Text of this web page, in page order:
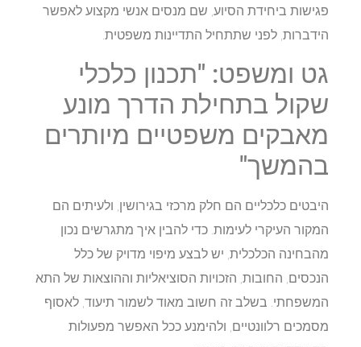
פגישות ביחידת הסיוע, שם מנסים אנשי מקצוע לאפשר
הידברות, לפני שתתחיל התדיינות משפטית.
גט ומשפט: "תכנון כלכלי
שקול בתחילת הדרך מונע
מאבקים משפטיים מיותרים
בהמשך"
היבטים כלכליים הם חלק מרכזי בגירושין, ולעיתים הם
המקור העיקרי לעימות. כדי להבין איך מתגרשים נכון
מהבחינה הכלכלית, יש לבצע מיפוי מדויק של כלל
הנכסים, החובות, הזכויות הסוציאליות וההוצאות של התא
המשפחתי. בשלב זה חשוב מאוד לשמור תיעוד, לאסוף
מסמכים רלוונטיים, ולהימנע ככל האפשר מפעולות